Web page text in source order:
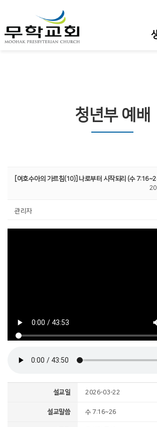
청년부 예배
[여호수아의 가르침(10)] 나로부터 시작되리 (수
관리자
설교일 2026-03-22
설교말씀 수 7:16~26